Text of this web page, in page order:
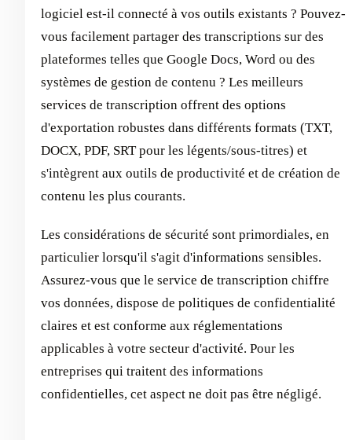
logiciel est-il connecté à vos outils existants ? Pouvez-
vous facilement partager des transcriptions sur des
plateformes telles que Google Docs, Word ou des
systèmes de gestion de contenu ? Les meilleurs
services de transcription offrent des options
d'exportation robustes dans différents formats (TXT,
DOCX, PDF, SRT pour les légents/sous-titres) et
s'intègrent aux outils de productivité et de création de
contenu les plus courants.
Les considérations de sécurité sont primordiales, en
particulier lorsqu'il s'agit d'informations sensibles.
Assurez-vous que le service de transcription chiffre
vos données, dispose de politiques de confidentialité
claires et est conforme aux réglementations
applicables à votre secteur d'activité. Pour les
entreprises qui traitent des informations
confidentielles, cet aspect ne doit pas être négligé.